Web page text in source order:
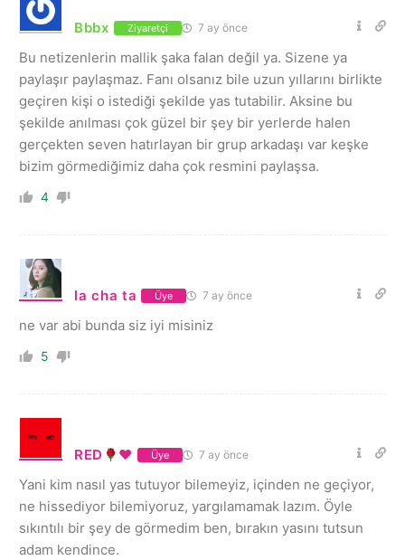
Bbbx Ziyaretçi 7 ay önce
Bu netizenlerin mallik şaka falan değil ya. Sizene ya
paylaşır paylaşmaz. Fanı olsanız bile uzun yıllarını birlikte
geçiren kişi o istediği şekilde yas tutabilir. Aksine bu
şekilde anılması çok güzel bir şey bir yerlerde halen
gerçekten seven hatırlayan bir grup arkadaşı var keşke
bizim görmediğimiz daha çok resmini paylaşsa.
4
la cha ta Üye 7 ay önce
ne var abi bunda siz iyi misiniz
5
RED ♥️ Üye 7 ay önce
Yani kim nasıl yas tutuyor bilemeyiz, içinden ne geçiyor,
ne hissediyor bilemiyoruz, yargılamamak lazım. Öyle
sıkıntılı bir şey de görmedim ben, bırakın yasını tutsun
adam kendince.